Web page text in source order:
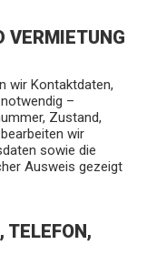
VERMIETUNG
wir Kontaktdaten,
–
Zustand,
wir
sowie die
Ausweis gezeigt